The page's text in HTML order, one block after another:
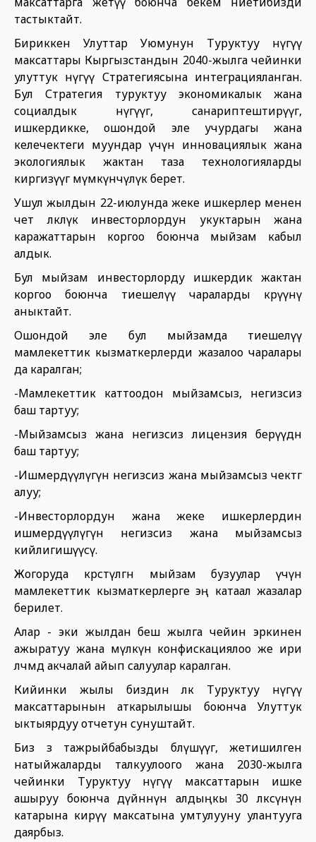
тастыктайт.
Бириккен Улуттар Уюмунун Туруктуу өнүгүү
максаттары Кыргызстандын 2040-жылга чейинки
улуттук өнүгүү Стратегиясына интеграцияланган.
Бул Стратегия туруктуу экономикалык жана
социалдык өнүгүүгө, санариптештирүүгө,
ишкердикке, ошондой эле учурдагы жана
келечектеги муундар үчүн инновациялык жана
экологиялык жактан таза технологияларды
киргизүүгө мүмкүнчүлүк берет.
Ушул жылдын 22-июлунда жеке ишкерлер менен
чет өлкөлүк инвесторлордун укуктарын жана
каражаттарын коргоо боюнча мыйзам кабыл
алдык.
Бул мыйзам инвесторлорду ишкердик жактан
коргоо боюнча тиешелүү чараларды көрүүнү
аныктайт.
Ошондой эле бул мыйзамда тиешелүү
мамлекеттик кызматкерлерди жазалоо чаралары
да каралган;
-Мамлекеттик каттоодон мыйзамсыз, негизсиз
баш тартуу;
-Мыйзамсыз жана негизсиз лицензия берүүдөн
баш тартуу;
-Ишмердүүлүгүн негизсиз жана мыйзамсыз чектөөгө
алуу;
-Инвесторлордун жана жеке ишкерлердин
ишмердүүлүгүнө негизсиз жана мыйзамсыз
кийлигишүүсү.
Жогоруда көрсөтүлгөн мыйзам бузуулар үчүн
мамлекеттик кызматкерлерге эң катаал жазалар
берилет.
Алар - эки жылдан беш жылга чейин эркинен
ажыратуу жана мүлкүн конфискациялоо же ири
өлчөмдө акчалай айып салуулар каралган.
Кийинки жылы биздин өлкө Туруктуу өнүгүү
максаттарынын аткарылышы боюнча Улуттук
ыктыярдуу отчетун сунуштайт.
Биз өз тажрыйбабызды бөлүшүүгө, жетишилген
натыйжаларды талкуулоого жана 2030-жылга
чейинки Туруктуу өнүгүү максаттарын ишке
ашыруу боюнча дүйнөнүн алдыңкы 30 өлкөсүнүн
катарына кирүү максатына умтулууну улантууга
даярбыз.